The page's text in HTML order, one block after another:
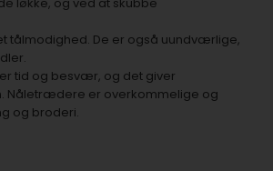
De er også uundværlige,
tid og besvær, og det giver
Nåletrædere er overkommelige og
og broderi.